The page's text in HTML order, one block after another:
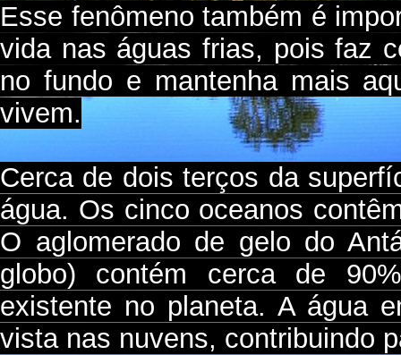
Esse fenômeno também é
vida nas águas frias, pois faz
no fundo e mantenha mais
vivem.
Cerca de dois terços da
água. Os cinco oceanos
O aglomerado de gelo do
globo) contém cerca de
existente no planeta. A água
vista nas nuvens, contribuindo